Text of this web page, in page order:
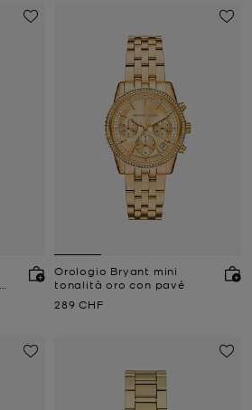
Orologio Bryant mini
tonalità oro con pavé
Prezzo attuale
289 CHF